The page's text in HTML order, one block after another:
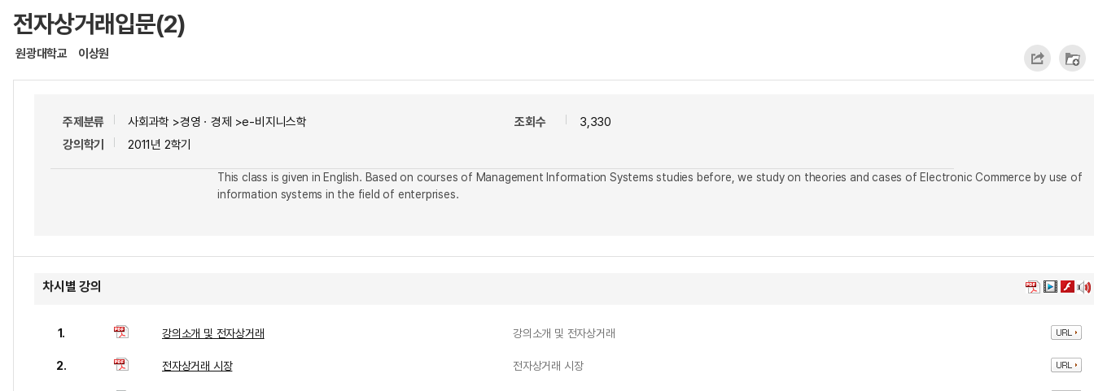
전자상거래입문(2)
원광대학교 이상원
주제분류
사회과학 >경영ㆍ경제 >e-비지니스학
강의학기
2011년 2학기
조회수 3,330
This class is given in English. Based on courses of Management Information Systems studies before, we study on theories and cases of Electronic Commerce by use of
information systems in the field of enterprises.
차시별 강의
1. 강의소개 및 전자상거래 강의소개 및 전자상거래
2. 전자상거래 시장 전자상거래 시장